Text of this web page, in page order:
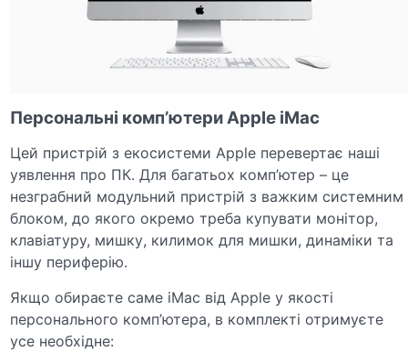
Персональні комп’ютериApple iMac
Цей пристрій з екосистемиApple перевертає наші
уявлення про ПК. Для багатьох комп’ютер – це
незграбний модульний пристрій з важким системним
блоком, до якого окремо треба купувати монітор,
клавіатуру, мишку, килимок для мишки, динаміки та
іншу периферію.
Якщо обираєте саме iMac відAppleу якості
персонального комп’ютера, в комплекті отримуєте
усе необхідне: